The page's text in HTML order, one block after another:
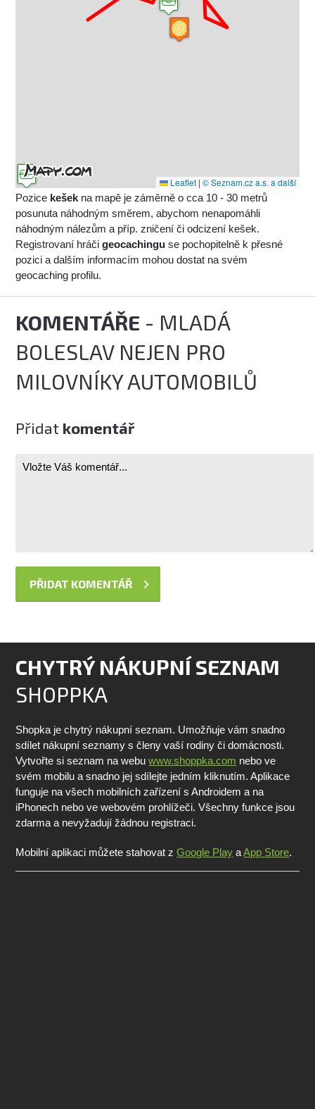
Leaflet | © Seznam.cz a.s. a další
Pozice kešek na mapě je záměrně o cca 10 - 30 metrů
posunuta náhodným směrem, abychom nenapomáhli
náhodným nálezům a příp. zničení či odcizení kešek.
Registrovaní hráčigeocachingu se pochopitelně k přesné
pozici a dalším informacím mohou dostat na svém
geocaching profilu.
KOMENTÁŘE - MLADÁ
BOLESLAV NEJEN PRO
MILOVNÍKY AUTOMOBILŮ
Přidat komentář
CHYTRÝ NÁKUPNÍ SEZNAM
SHOPPKA
Shopka je chytrý nákupní seznam. Umožňuje vám snadno
sdílet nákupní seznamy s členy vaší rodiny či domácnosti.
Vytvořte si seznam na webuwww.shoppka.com nebo ve
svém mobilu a snadno jej sdílejte jedním kliknutím. Aplikace
funguje na všech mobilních zařízení s Androidem a na
iPhonech nebo ve webovém prohlížeči. Všechny funkce jsou
zdarma a nevyžadují žádnou registraci.
Mobilní aplikaci můžete stahovat zGoogle Play aApp Store.